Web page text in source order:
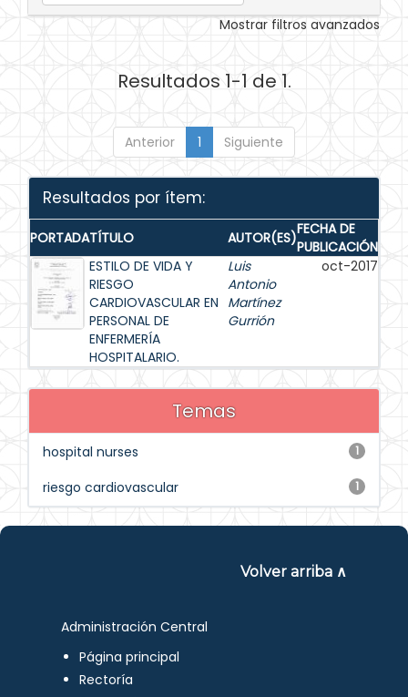
Mostrar filtros avanzados
Resultados 1-1 de 1.
Anterior 1 Siguiente
Resultados por ítem:
PORTADATÍTULO AUTOR(ES)FECHA DE
PUBLICACIÓN
ESTILO DE VIDA Y
RIESGO
CARDIOVASCULAR EN
PERSONAL DE
ENFERMERÍA
HOSPITALARIO.
Luis
Antonio
Martínez
Gurrión
oct-2017
Temas
1
hospital nurses
1
riesgo cardiovascular
Volver arriba ∧
Administración Central
Página principal
Rectoría